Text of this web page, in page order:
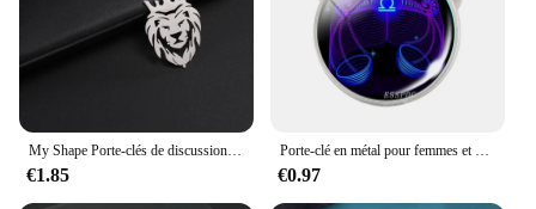
My Shape Porte-clés de discussion punk pour hommes et garçons, porte-clés animal, couronne de roi, accessoires de sac à dos de voiture, cadeaux de bijoux de mode
€1.85
Porte-clé en métal pour femmes et hommes, 12 signes du zodiaque, cadeaux d'astrologie à la mode
€0.97